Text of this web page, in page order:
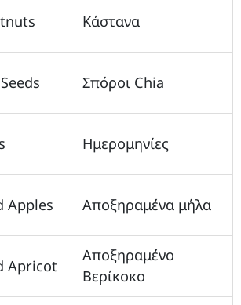
Κάστανα
Σπόροι Chia
Ημερομηνίες
Apples Αποξηραμένα μήλα
Apricot
Αποξηραμένο
Βερίκοκο